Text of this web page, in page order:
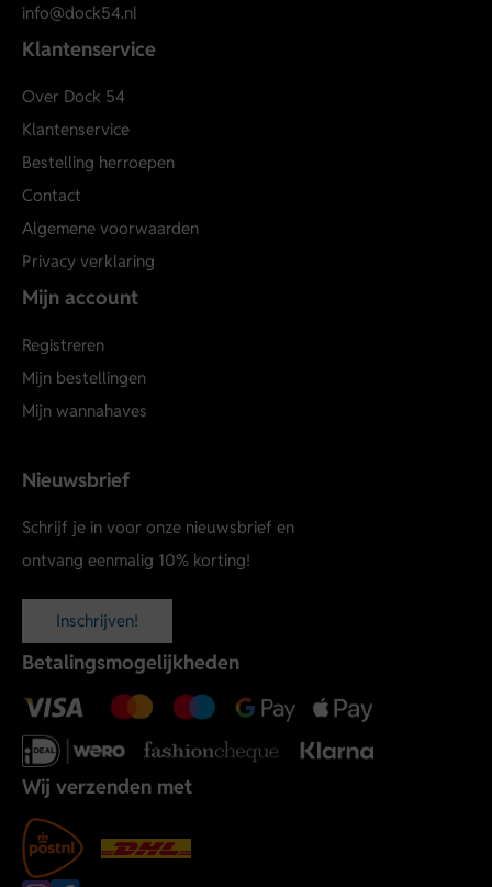
info@dock54.nl
Klantenservice
Over Dock 54
Klantenservice
Bestelling herroepen
Contact
Algemene voorwaarden
Privacy verklaring
Mijn account
Registreren
Mijn bestellingen
Mijn wannahaves
Nieuwsbrief
Schrijf je in voor onze nieuwsbrief en
ontvang eenmalig 10% korting!
Inschrijven!
Betalingsmogelijkheden
Wij verzenden met